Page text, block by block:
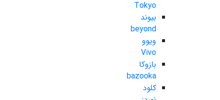
Tokyo
بیوند
beyond
ویوو
Vivo
بازوکا
bazooka
کلود